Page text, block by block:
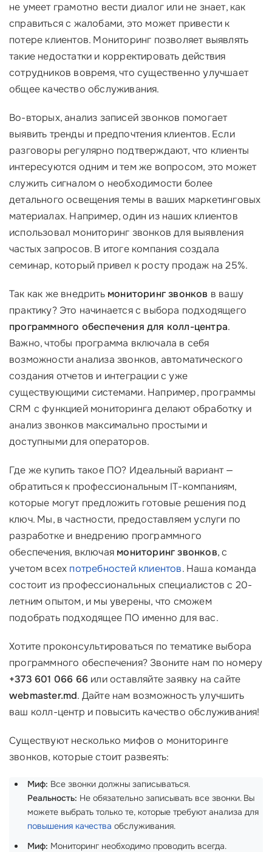
не умеет грамотно вести диалог или не знает, как
справиться с жалобами, это может привести к
потере клиентов. Мониторинг позволяет выявлять
такие недостатки и корректировать действия
сотрудников вовремя, что существенно улучшает
общее качество обслуживания.
Во-вторых, анализ записей звонков помогает
выявить тренды и предпочтения клиентов. Если
разговоры регулярно подтверждают, что клиенты
интересуются одним и тем же вопросом, это может
служить сигналом о необходимости более
детального освещения темы в ваших маркетинговых
материалах. Например, один из наших клиентов
использовал мониторинг звонков для выявления
частых запросов. В итоге компания создала
семинар, который привел к росту продаж на 25%.
Так как же внедрить мониторинг звонков в вашу
практику? Это начинается с выбора подходящего
программного обеспечения для колл-центра.
Важно, чтобы программа включала в себя
возможности анализа звонков, автоматического
создания отчетов и интеграции с уже
существующими системами. Например, программы
CRM с функцией мониторинга делают обработку и
анализ звонков максимально простыми и
доступными для операторов.
Где же купить такое ПО? Идеальный вариант —
обратиться к профессиональным IT-компаниям,
которые могут предложить готовые решения под
ключ. Мы, в частности, предоставляем услуги по
разработке и внедрению программного
обеспечения, включая мониторинг звонков, с
учетом всех потребностей клиентов. Наша команда
состоит из профессиональных специалистов с 20-
летним опытом, и мы уверены, что сможем
подобрать подходящее ПО именно для вас.
Хотите проконсультироваться по тематике выбора
программного обеспечения? Звоните нам по номеру
+373 601 066 66 или оставляйте заявку на сайте
webmaster.md. Дайте нам возможность улучшить
ваш колл-центр и повысить качество обслуживания!
Существуют несколько мифов о мониторинге
звонков, которые стоит развеять:
Миф: Все звонки должны записываться.
Реальность: Не обязательно записывать все звонки. Вы
можете выбрать только те, которые требуют анализа для
повышения качества обслуживания.
Миф: Мониторинг необходимо проводить всегда.